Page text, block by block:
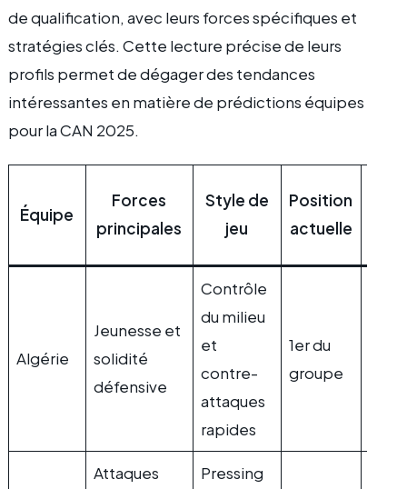
de qualification, avec leurs forces spécifiques et
stratégies clés. Cette lecture précise de leurs
profils permet de dégager des tendances
intéressantes en matière de prédictions équipes
pour la CAN 2025.
Équipe
Forces
principales
Style de
jeu
Position
actuelle
Algérie
Jeunesse et
solidité
défensive
Contrôle
du milieu
et
contre-
attaques
rapides
1er du
groupe
Attaques
Pressing